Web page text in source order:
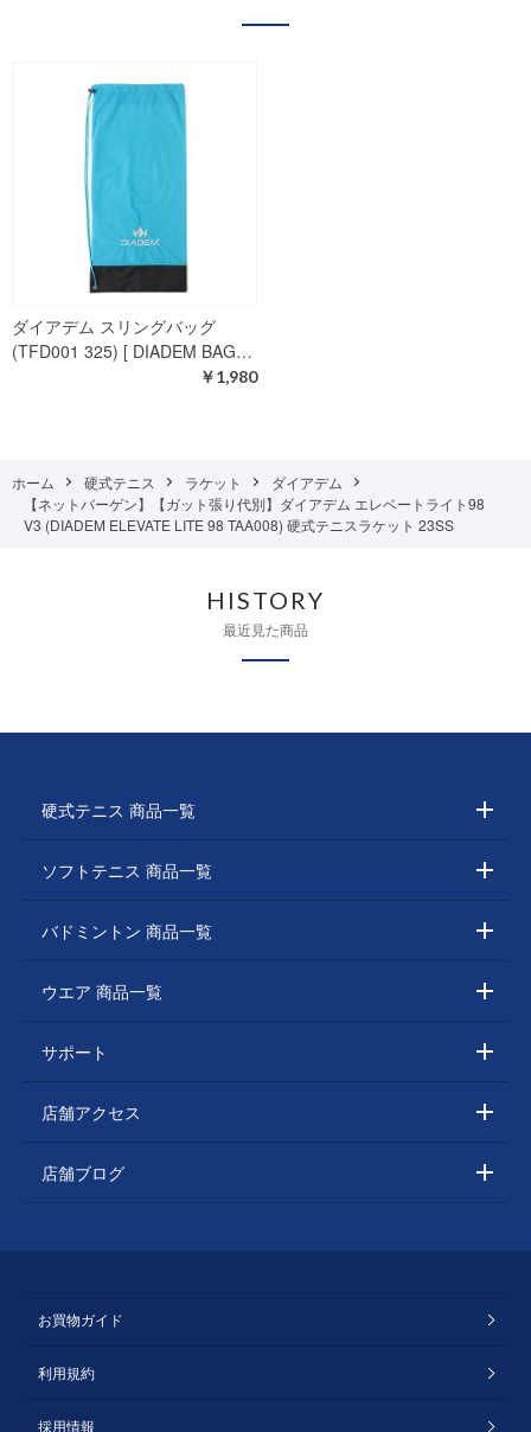
ダイアデム スリングバッグ
(TFD001 325) [ DIADEM BAG…
￥1,980
ホーム 硬式テニス ラケット
ダイアデム
【ネットバーゲン】【ガット張り代別】ダイアデム エレベートライト98
V3 (DIADEM ELEVATE LITE 98 TAA008) 硬式テニスラケット 23SS
HISTORY
最近見た商品
硬式テニス 商品一覧
ソフトテニス 商品一覧
バドミントン 商品一覧
ウエア 商品一覧
サポート
店舗アクセス
店舗ブログ
お買物ガイド
利用規約
採用情報